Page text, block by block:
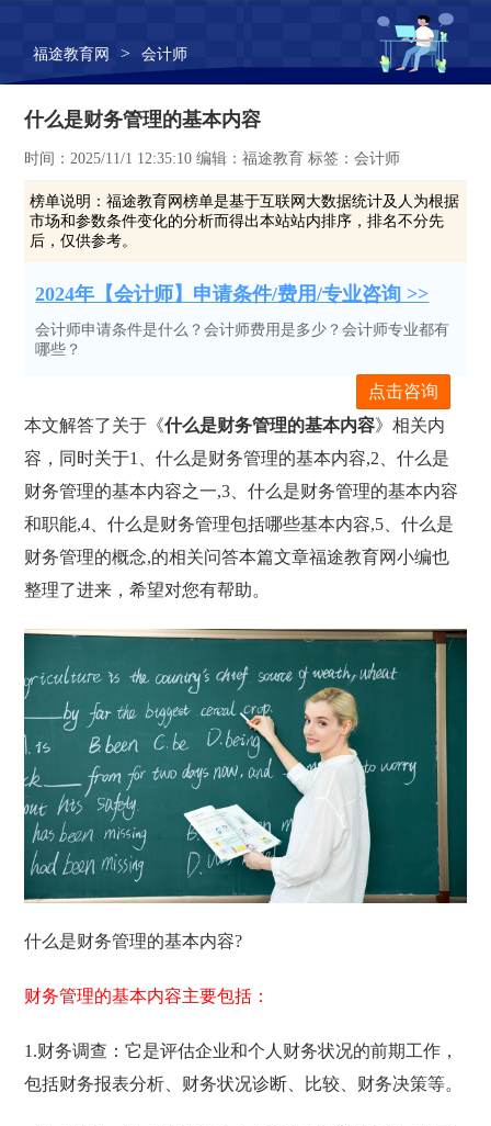
福途教育网 > 会计师
什么是财务管理的基本内容
时间：2025/11/1 12:35:10 编辑：福途教育 标签：会计师
榜单说明：福途教育网榜单是基于互联网大数据统计及人为根据
市场和参数条件变化的分析而得出本站站内排序，排名不分先
后，仅供参考。
2024年【会计师】申请条件/费用/专业咨询 >>
会计师申请条件是什么？会计师费用是多少？会计师专业都有
哪些？
点击咨询
本文解答了关于《什么是财务管理的基本内容》相关内
容，同时关于1、什么是财务管理的基本内容,2、什么是
财务管理的基本内容之一,3、什么是财务管理的基本内容
和职能,4、什么是财务管理包括哪些基本内容,5、什么是
财务管理的概念,的相关问答本篇文章福途教育网小编也
整理了进来，希望对您有帮助。
什么是财务管理的基本内容?
财务管理的基本内容主要包括：
1.财务调查：它是评估企业和个人财务状况的前期工作，
包括财务报表分析、财务状况诊断、比较、财务决策等。